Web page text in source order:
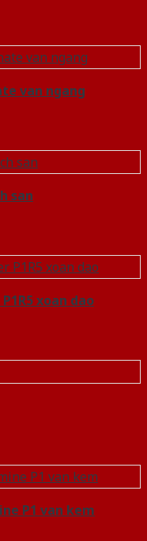
van ngang
san
xoan dao
P1 van kem